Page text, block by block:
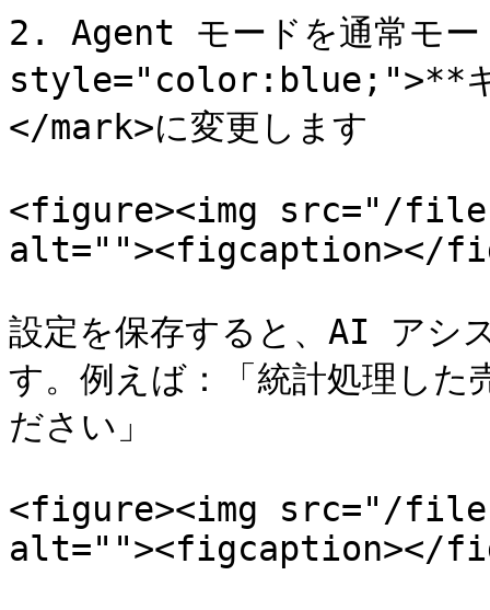
2. Agent モードを通常モー
style="color:blue;">**キ
</mark>に変更します
<figure><img src="/files/
alt=""><figcaption></
設定を保存すると、AI アシ
す。例えば：「統計処理した
ださい」
<figure><img src="/files/
alt=""><figcaption></